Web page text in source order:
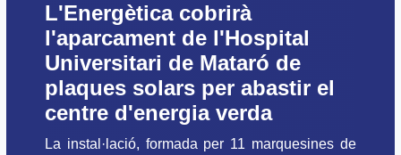
L'Energètica cobrirà
l'aparcament de l'Hospital
Universitari de Mataró de
plaques solars per abastir el
centre d'energia verda
La instal·lació, formada per 11 marquesines de